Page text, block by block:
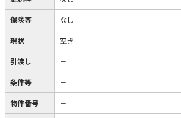
保険等 なし
現状 空き
引渡し －
条件等 －
物件番号 －